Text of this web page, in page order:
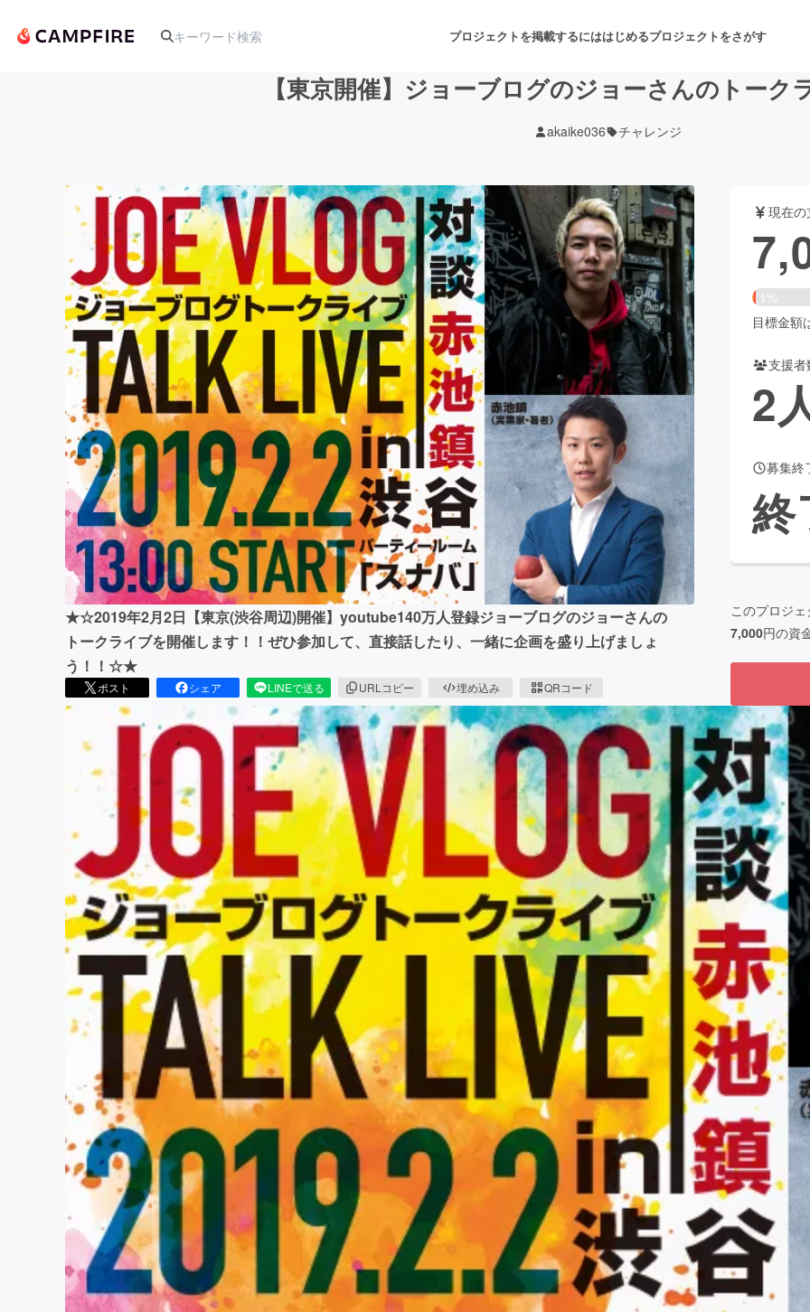
プロジェクトを掲載するにははじめるプロジェクトをさがす
アート・写真 音楽 舞台・パフォーマンス
テクノロジー・ガジェット ゲーム・サービス開発 フード・飲食店
映像・映画 書籍・雑誌出版 アニメ・漫画
ビジネス・起業 チャレンジ ビューティー・ヘルスケ
まちづくり・地域活性化
CAMPFIRE for Social Good
CAMPFIRE Creation
CAMPFIREふるさと納税machi-ya コミュニティ
【東京開催】ジョーブログのジョーさんのトーク
akaike036 チャレンジ
★☆2019年2月2日【東京(渋谷周辺)開催】youtube140万人登録ジョーブログのジョーさんの
トークライブを開催します！！ぜひ参加して、直接話したり、一緒に企画を盛り上げましょ
う！！☆★
ポスト シェア LINEで送る URLコピー 埋め込み QRコード
現在
1%
目標金額
支援者
2
募集終
終
このプロジェ
7,000円の資